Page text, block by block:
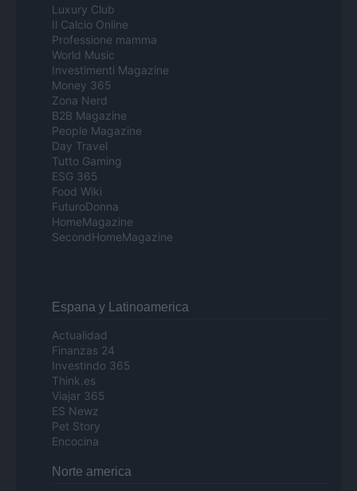
Luxury Club
Il Calcio Online
Professione mamma
World Music
Investimenti Magazine
Money 365
Zona Nerd
B2B Magazine
People Magazine
Day Travel
Tutto Gaming
ESG 365
Food Wiki
FuturoDonna
HomeMagazine
SecondHomeMagazine
Espana y Latinoamerica
Actualidad
Finanzas 24
Investindo 365
Think.es
Viajar 365
ES Newz
Pet Story
Encocina
Norte america